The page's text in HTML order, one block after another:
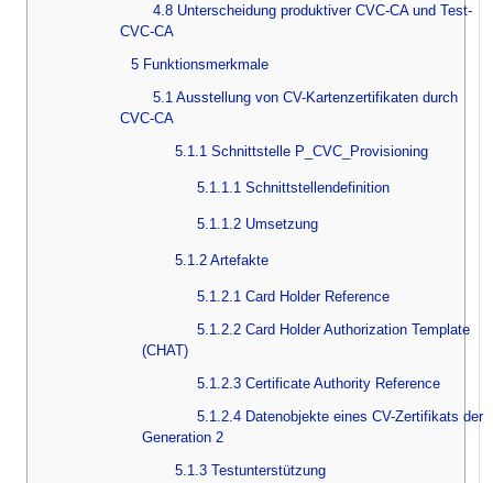
4.8 Unterscheidung produktiver CVC-CA und Test-
CVC-CA
5 Funktionsmerkmale
5.1 Ausstellung von CV-Kartenzertifikaten durch
CVC-CA
5.1.1 Schnittstelle P_CVC_Provisioning
5.1.1.1 Schnittstellendefinition
5.1.1.2 Umsetzung
5.1.2 Artefakte
5.1.2.1 Card Holder Reference
5.1.2.2 Card Holder Authorization Template
(CHAT)
5.1.2.3 Certificate Authority Reference
5.1.2.4 Datenobjekte eines CV-Zertifikats der
Generation 2
5.1.3 Testunterstützung